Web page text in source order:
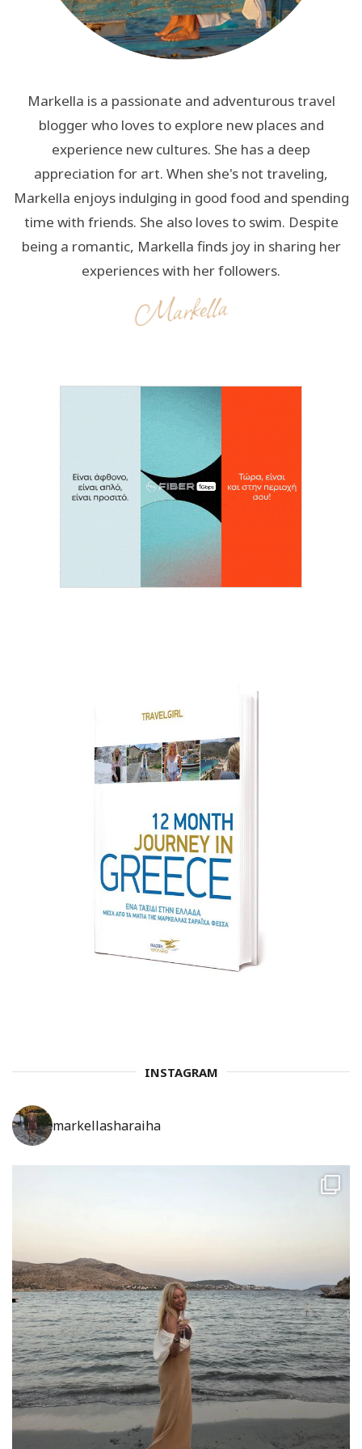
Markella is a passionate and adventurous travel
blogger who loves to explore new places and
experience new cultures. She has a deep
appreciation for art. When she's not traveling,
Markella enjoys indulging in good food and spending
time with friends. She also loves to swim. Despite
being a romantic, Markella finds joy in sharing her
experiences with her followers.
INSTAGRAM
markellasharaiha